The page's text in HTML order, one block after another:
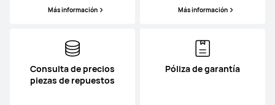
Más información Más información
Consulta de precios
piezas de repuestos
Póliza de garantía